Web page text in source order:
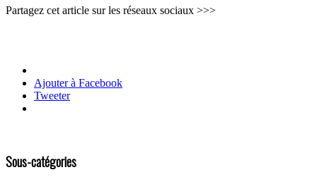
Partagez cet article sur les réseaux sociaux >>>
Ajouter à Facebook
Tweeter
Sous-catégories